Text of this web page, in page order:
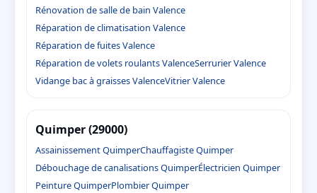
Rénovation de salle de bain Valence
Réparation de climatisation Valence
Réparation de fuites Valence
Réparation de volets roulants ValenceSerrurier Valence
Vidange bac à graisses ValenceVitrier Valence
Quimper (29000)
Assainissement QuimperChauffagiste Quimper
Débouchage de canalisations QuimperÉlectricien Quimper
Peinture QuimperPlombier Quimper